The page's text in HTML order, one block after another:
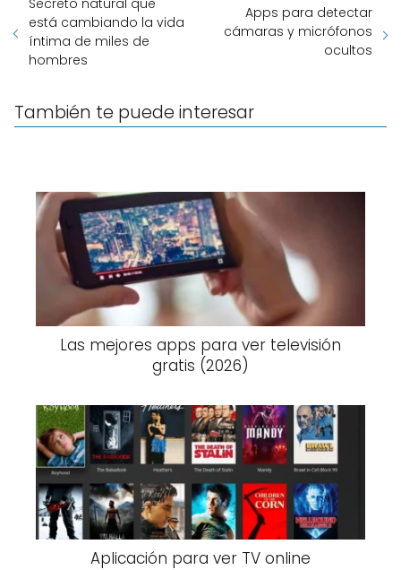
está cambiando la vida
íntima de miles de
hombres
Apps para detectar
cámaras y micrófonos
ocultos
También te puede interesar
Las mejores apps para ver televisión
gratis (2026)
Aplicación para ver TV online